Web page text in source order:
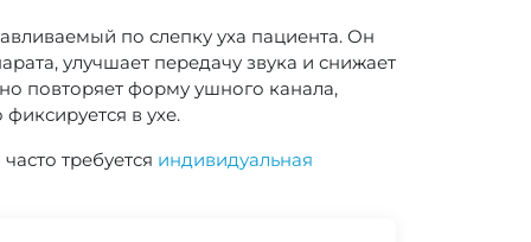
по слепку уха пациента. Он
улучшает передачу звука и снижает
повторяет форму ушного канала,
в ухе.
требуется индивидуальная